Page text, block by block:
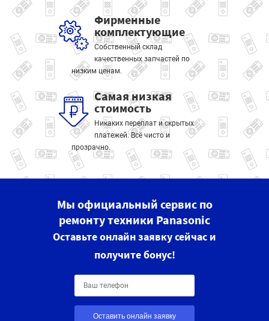
Фирменные
комплектующие
Собственный склад
качественных запчастей по
низким ценам.
Самая низкая
стоимость
Никаких переплат и скрытых
платежей. Всё чисто и
прозрачно.
Мы официальный сервис по
ремонту техники Panasonic
Оставьте онлайн заявку сейчас и
получите бонус!
Оставить онлайн заявку